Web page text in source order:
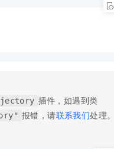
插件，如遇到类
报错，请联系我们处理。
从文本、图片、视频中提取结构化的属性信息